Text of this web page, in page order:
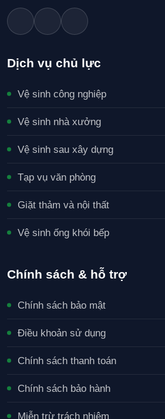
Dịch vụ chủ lực
Vệ sinh công nghiệp
Vệ sinh nhà xưởng
Vệ sinh sau xây dựng
Tạp vụ văn phòng
Giặt thảm và nội thất
Vệ sinh ống khói bếp
Chính sách & hỗ trợ
Chính sách bảo mật
Điều khoản sử dụng
Chính sách thanh toán
Chính sách bảo hành
Miễn trừ trách nhiệm